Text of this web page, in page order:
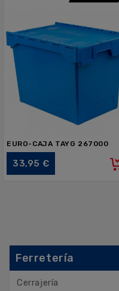
EURO-CAJA TAYG 267000
33,95 €
Ferretería
Cerrajería